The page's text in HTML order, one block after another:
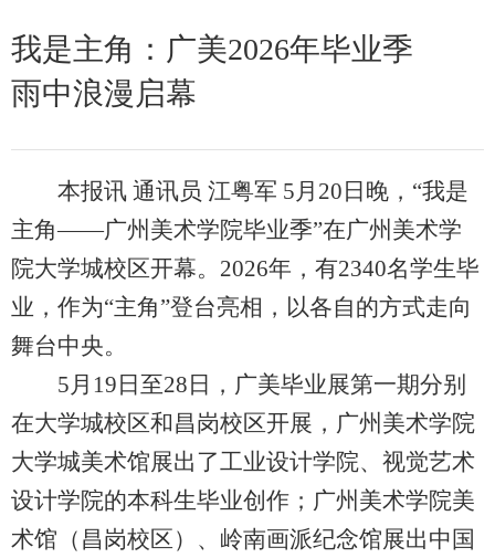
我是主角：广美2026年毕业季
雨中浪漫启幕
本报讯 通讯员 江粤军 5月20日晚，“我是
主角——广州美术学院毕业季”在广州美术学
院大学城校区开幕。2026年，有2340名学生毕
业，作为“主角”登台亮相，以各自的方式走向
舞台中央。
5月19日至28日，广美毕业展第一期分别
在大学城校区和昌岗校区开展，广州美术学院
大学城美术馆展出了工业设计学院、视觉艺术
设计学院的本科生毕业创作；广州美术学院美
术馆（昌岗校区）、岭南画派纪念馆展出中国